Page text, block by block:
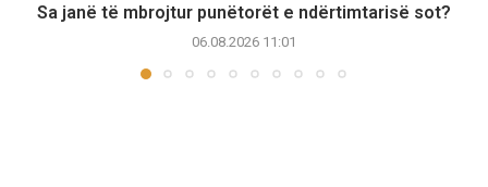
Sa janë të mbrojtur punëtorët e ndërtimtarisë sot?
06.08.2026 11:01